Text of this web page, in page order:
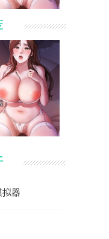
拟器